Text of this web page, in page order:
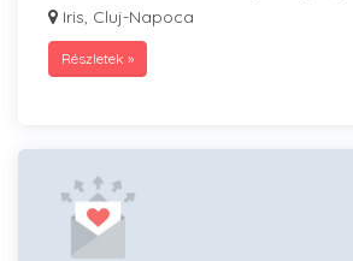
Iris, Cluj-Napoca
Részletek »